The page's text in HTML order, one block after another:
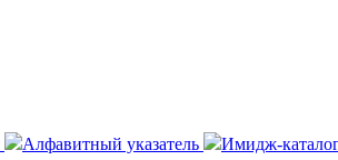
Алфавитный указатель Имидж-